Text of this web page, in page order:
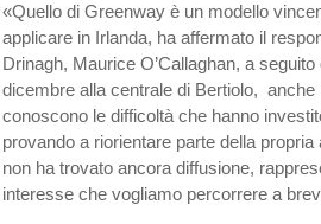
«Quello di Greenway è un modello
applicare in Irlanda, ha affermato il
Drinagh, Maurice O’Callaghan, a seguito
dicembre alla centrale di Bertiolo, anche
conoscono le difficoltà che hanno
provando a riorientare parte della
non ha trovato ancora diffusione,
interesse che vogliamo percorrere a